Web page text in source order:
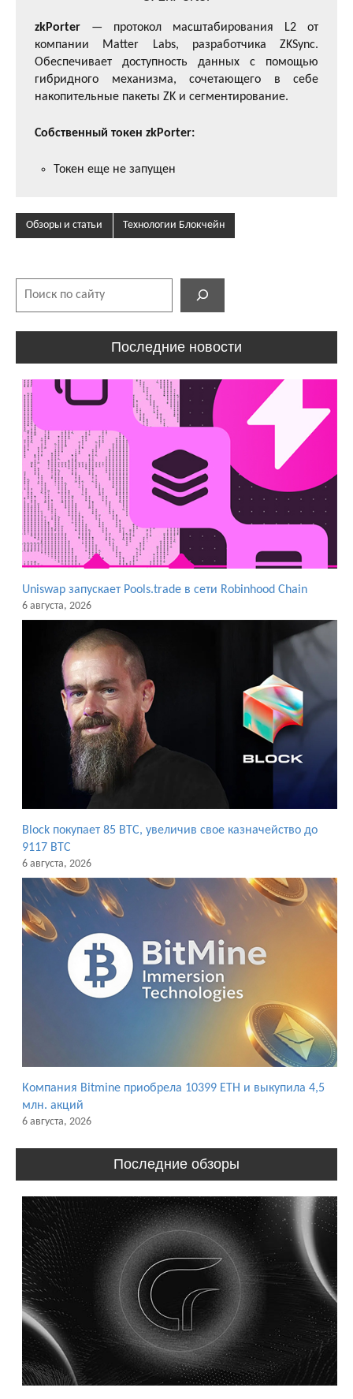
zkPorter — протокол масштабирования L2 от
компании Matter Labs, разработчика ZKSync.
Обеспечивает доступность данных с помощью
гибридного механизма, сочетающего в себе
накопительные пакеты ZK и сегментирование.
Собственный токен zkPorter:
Токен еще не запущен
Обзоры и статьи Технологии Блокчейн
Последние новости
Uniswap запускает Pools.trade в сети Robinhood Chain
6 августа, 2026
Block покупает 85 BTC, увеличив свое казначейство до
9117 BTC
6 августа, 2026
Компания Bitmine приобрела 10399 ETH и выкупила 4,5
млн. акций
6 августа, 2026
Последние обзоры